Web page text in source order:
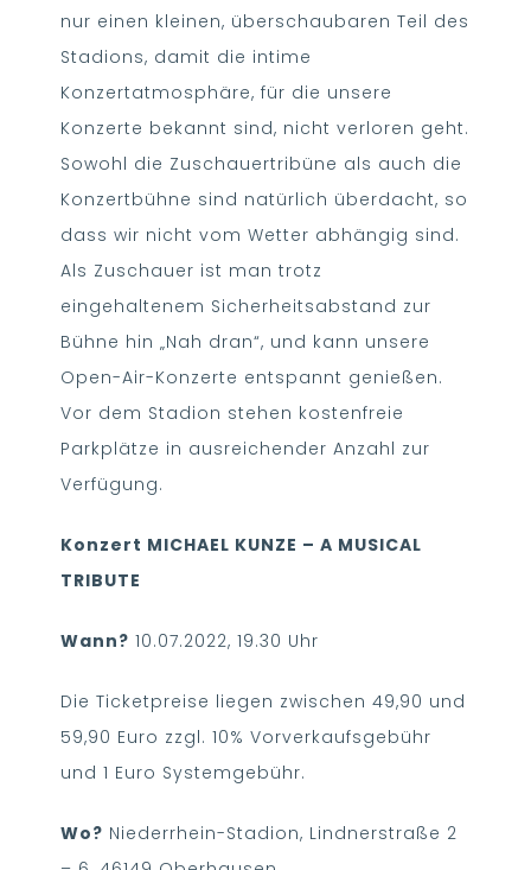
nur einen kleinen, überschaubaren Teil des
Stadions, damit die intime
Konzertatmosphäre, für die unsere
Konzerte bekannt sind, nicht verloren geht.
Sowohl die Zuschauertribüne als auch die
Konzertbühne sind natürlich überdacht, so
dass wir nicht vom Wetter abhängig sind.
Als Zuschauer ist man trotz
eingehaltenem Sicherheitsabstand zur
Bühne hin „Nah dran“, und kann unsere
Open-Air-Konzerte entspannt genießen.
Vor dem Stadion stehen kostenfreie
Parkplätze in ausreichender Anzahl zur
Verfügung.
Konzert MICHAEL KUNZE – A MUSICAL
TRIBUTE
Wann? 10.07.2022, 19.30 Uhr
Die Ticketpreise liegen zwischen 49,90 und
59,90 Euro zzgl. 10% Vorverkaufsgebühr
und 1 Euro Systemgebühr.
Wo? Niederrhein-Stadion, Lindnerstraße 2